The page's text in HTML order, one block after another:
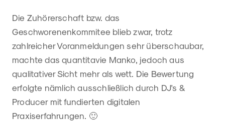
Die Zuhörerschaft bzw. das
Geschworenenkommitee blieb zwar, trotz
zahlreicher Voranmeldungen sehr überschaubar,
machte das quantitavie Manko, jedoch aus
qualitativer Sicht mehr als wett. Die Bewertung
erfolgte nämlich ausschließlich durch DJ's &
Producer mit fundierten digitalen
Praxiserfahrungen. 🙂